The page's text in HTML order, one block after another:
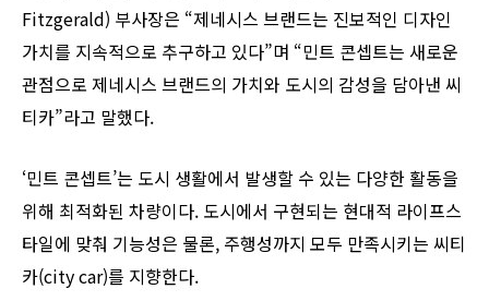
Fitzgerald) 부사장은 “제네시스 브랜드는 진보적인 디자인
가치를 지속적으로 추구하고 있다”며 “민트 콘셉트는 새로운
관점으로 제네시스 브랜드의 가치와 도시의 감성을 담아낸 씨
티카”라고 말했다.
‘민트 콘셉트’는 도시 생활에서 발생할 수 있는 다양한 활동을
위해 최적화된 차량이다. 도시에서 구현되는 현대적 라이프스
타일에 맞춰 기능성은 물론, 주행성까지 모두 만족시키는 씨티
카(city car)를 지향한다.